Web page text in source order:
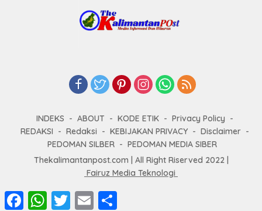
INDEKS ABOUT KODE ETIK
Privacy Policy
REDAKSI
Redaksi KEBIJAKAN PRIVACY
Disclaimer
PEDOMAN SILBER
PEDOMAN MEDIA SIBER
Thekalimantanpost.com | All Right Riserved 2022 |
Fairuz Media Teknologi
W
T